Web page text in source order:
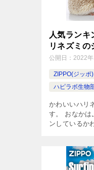
人気ランキ
リネズミの
公開日： 2022
ZIPPO(ジッポ
ハピラボ生物
かわいいハリ
す。 おなかは
ンしているか
らしいハリネ
でデ […]